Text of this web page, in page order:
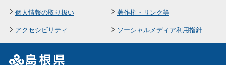
個人情報の取り扱い
著作権・リンク等
アクセシビリティ
ソーシャルメディア利用指針